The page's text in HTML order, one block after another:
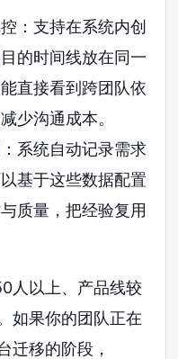
：支持在系统内创
的时间线放在同一
直接看到跨团队依
少沟通成本。
系统自动记录需求
基于这些数据配置
质量，把经验复用
人以上、产品线较
如果你的团队正在
迁移的阶段，